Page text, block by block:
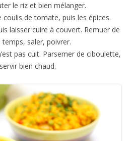
le riz et bien mélanger.
coulis de tomate, puis les épices.
laisser cuire à couvert. Remuer de
saler, poivrer.
pas cuit. Parsemer de ciboulette,
bien chaud.